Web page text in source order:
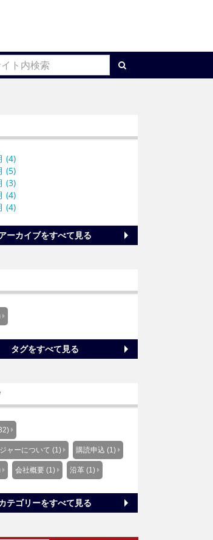
(4)
(5)
(3)
(4)
(4)
ーカイブをすべて見る
タグをすべて見る
ャーについて (1) 購読申込 (1)
会社概要 (1) 沿革 (1)
テゴリーをすべて見る